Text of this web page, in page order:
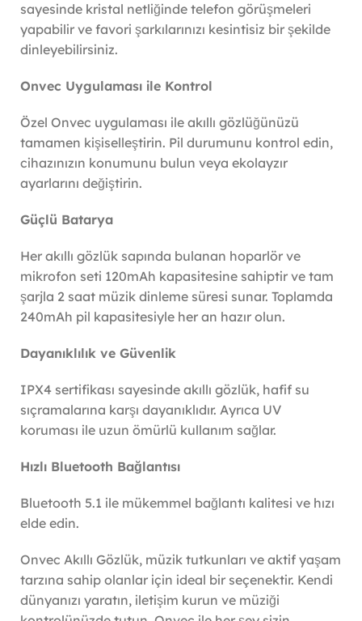
sayesinde kristal netliğinde telefon görüşmeleri
yapabilir ve favori şarkılarınızı kesintisiz bir şekilde
dinleyebilirsiniz.
Onvec Uygulaması ile Kontrol
Özel Onvec uygulaması ile akıllı gözlüğünüzü
tamamen kişiselleştirin. Pil durumunu kontrol edin,
cihazınızın konumunu bulun veya ekolayzır
ayarlarını değiştirin.
Güçlü Batarya
Her akıllı gözlük sapında bulanan hoparlör ve
mikrofon seti 120mAh kapasitesine sahiptir ve tam
şarjla 2 saat müzik dinleme süresi sunar. Toplamda
240mAh pil kapasitesiyle her an hazır olun.
Dayanıklılık ve Güvenlik
IPX4 sertifikası sayesinde akıllı gözlük, hafif su
sıçramalarına karşı dayanıklıdır. Ayrıca UV
koruması ile uzun ömürlü kullanım sağlar.
Hızlı Bluetooth Bağlantısı
Bluetooth 5.1 ile mükemmel bağlantı kalitesi ve hızı
elde edin.
Onvec Akıllı Gözlük, müzik tutkunları ve aktif yaşam
tarzına sahip olanlar için ideal bir seçenektir. Kendi
dünyanızı yaratın, iletişim kurun ve müziği